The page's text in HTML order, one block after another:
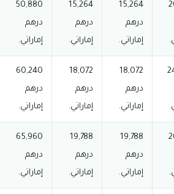
15,264
درهم
إماراتي.
15,264
درهم
إماراتي.
50,880
درهم
إماراتي.
18,072
درهم
إماراتي.
18,072
درهم
إماراتي.
60,240
درهم
إماراتي.
19,788
درهم
إماراتي.
19,788
درهم
إماراتي.
65,960
درهم
إماراتي.